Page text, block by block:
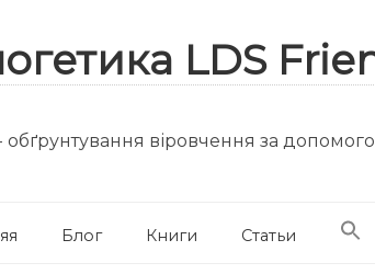
обґрунтування віровчення за
Блог Книги Статьи